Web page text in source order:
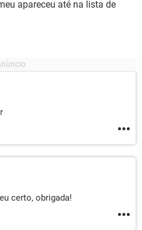
apareceu até na lista de
certo, obrigada!